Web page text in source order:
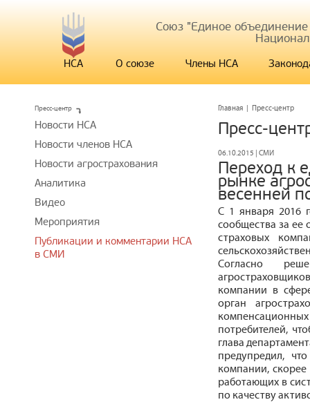
Союз "Единое
НСА О союзе Члены НСА
Главная | Пресс-центр
Пресс-
06.10.2015 | СМИ
Переход к
рынке
весенней
С 1 января 2016
сообщества за ее
страховых
Согласно
компании в
орган
потребителей,
глава
предупредил,
компании, скорее
работающих в
по качеству
Пресс-центр
Новости НСА
Новости членов НСА
Новости агрострахования
Аналитика
Видео
Мероприятия
Публикации и комментарии НСА
в СМИ